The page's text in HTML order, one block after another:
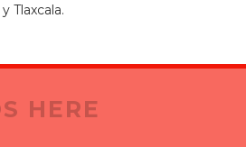
Tlaxcala.
HERE